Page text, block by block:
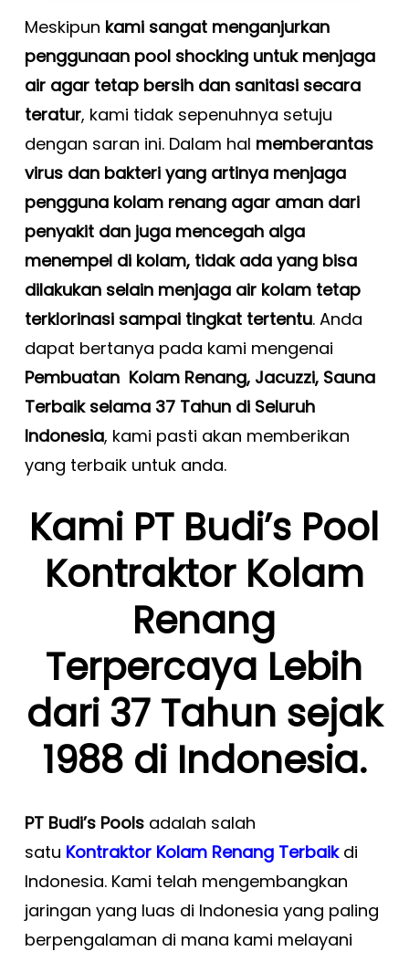
Meskipun kami sangat menganjurkan
penggunaan pool shocking untuk menjaga
air agar tetap bersih dan sanitasi secara
teratur, kami tidak sepenuhnya setuju
dengan saran ini. Dalam hal memberantas
virus dan bakteri yang artinya menjaga
pengguna kolam renang agar aman dari
penyakit dan juga mencegah alga
menempel di kolam, tidak ada yang bisa
dilakukan selain menjaga air kolam tetap
terklorinasi sampai tingkat tertentu. Anda
dapat bertanya pada kami mengenai
Pembuatan Kolam Renang, Jacuzzi, Sauna
Terbaik selama 37 Tahun di Seluruh
Indonesia, kami pasti akan memberikan
yang terbaik untuk anda.
Kami PT Budi’s Pool
Kontraktor Kolam
Renang
Terpercaya Lebih
dari 37 Tahun sejak
1988 di Indonesia.
PT Budi’s Poolsadalah salah
satu Kontraktor Kolam Renang Terbaik di
Indonesia. Kami telah mengembangkan
jaringan yang luas di Indonesia yang paling
berpengalaman di mana kami melayani